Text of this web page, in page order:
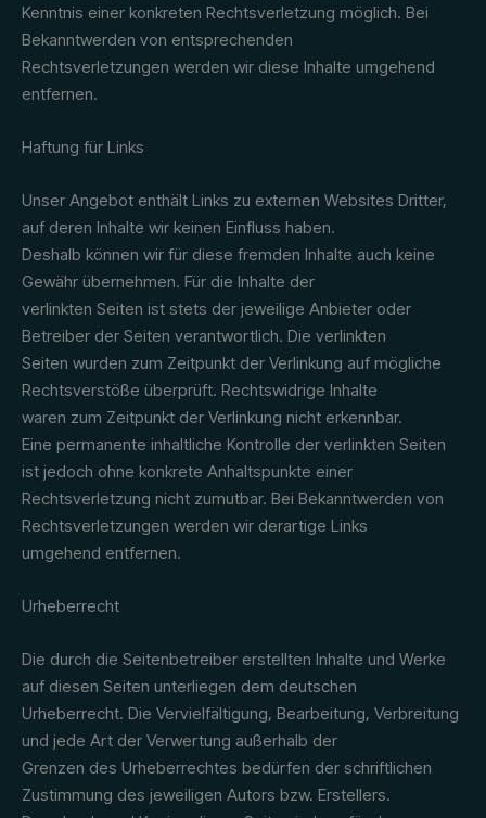
Kenntnis einer konkreten Rechtsverletzung möglich. Bei
Bekanntwerden von entsprechenden
Rechtsverletzungen werden wir diese Inhalte umgehend
entfernen.
Haftung für Links
Unser Angebot enthält Links zu externen Websites Dritter,
auf deren Inhalte wir keinen Einfluss haben.
Deshalb können wir für diese fremden Inhalte auch keine
Gewähr übernehmen. Für die Inhalte der
verlinkten Seiten ist stets der jeweilige Anbieter oder
Betreiber der Seiten verantwortlich. Die verlinkten
Seiten wurden zum Zeitpunkt der Verlinkung auf mögliche
Rechtsverstöße überprüft. Rechtswidrige Inhalte
waren zum Zeitpunkt der Verlinkung nicht erkennbar.
Eine permanente inhaltliche Kontrolle der verlinkten Seiten
ist jedoch ohne konkrete Anhaltspunkte einer
Rechtsverletzung nicht zumutbar. Bei Bekanntwerden von
Rechtsverletzungen werden wir derartige Links
umgehend entfernen.
Urheberrecht
Die durch die Seitenbetreiber erstellten Inhalte und Werke
auf diesen Seiten unterliegen dem deutschen
Urheberrecht. Die Vervielfältigung, Bearbeitung, Verbreitung
und jede Art der Verwertung außerhalb der
Grenzen des Urheberrechtes bedürfen der schriftlichen
Zustimmung des jeweiligen Autors bzw. Erstellers.